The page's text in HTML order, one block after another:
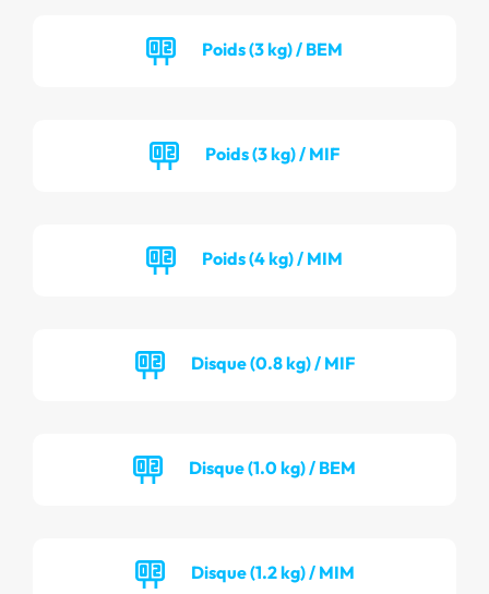
Poids (3 kg) / BEM
Poids (3 kg) / MIF
Poids (4 kg) / MIM
Disque (0.8 kg) / MIF
Disque (1.0 kg) / BEM
Disque (1.2 kg) / MIM